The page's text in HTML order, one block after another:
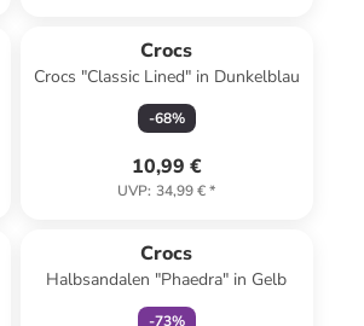
Crocs
Crocs "Classic Lined" in Dunkelblau
-68%
10,99 €
UVP: 34,99 €*
Crocs
Halbsandalen "Phaedra" in Gelb
-73%